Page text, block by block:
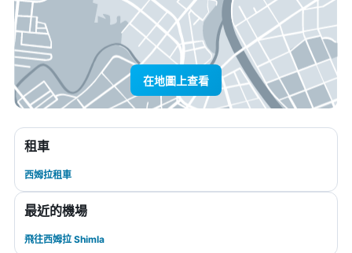
在地圖上查看
租車
西姆拉租車
最近的機場
飛往西姆拉 Shimla